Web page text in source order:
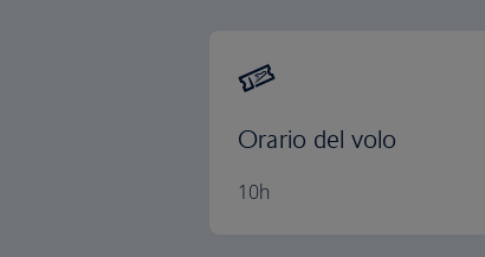
Orario del volo
10h